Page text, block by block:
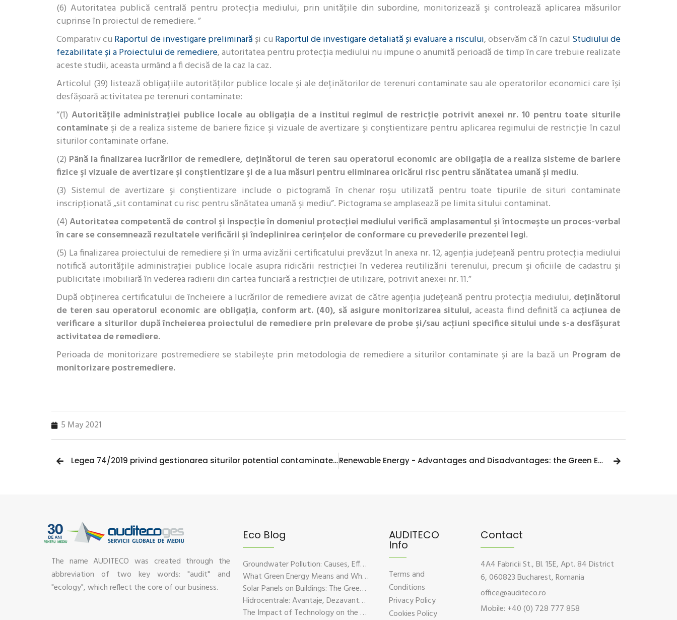
(6) Autoritatea publică centrală pentru protecţia mediului, prin unităţile din subordine, monitorizează şi controlează aplicarea măsurilor
cuprinse în proiectul de remediere. ”
Comparativ cu Raportul de investigare preliminară și cu Raportul de investigare detaliată și evaluare a riscului, observăm că în cazul Studiului de
fezabilitate și a Proiectului de remediere, autoritatea pentru protecția mediului nu impune o anumită perioadă de timp în care trebuie realizate
aceste studii, aceasta urmând a fi decisă de la caz la caz.
Articolul (39) listează obligațiile autorităților publice locale și ale deținătorilor de terenuri contaminate sau ale operatorilor economici care își
desfășoară activitatea pe terenuri contaminate:
“(1) Autorităţile administraţiei publice locale au obligaţia de a institui regimul de restricţie potrivit anexei nr. 10 pentru toate siturile
contaminate şi de a realiza sisteme de bariere fizice şi vizuale de avertizare şi conştientizare pentru aplicarea regimului de restricţie în cazul
siturilor contaminate orfane.
(2) Până la finalizarea lucrărilor de remediere, deţinătorul de teren sau operatorul economic are obligaţia de a realiza sisteme de bariere
fizice şi vizuale de avertizare şi conştientizare şi de a lua măsuri pentru eliminarea oricărui risc pentru sănătatea umană şi mediu.
(3) Sistemul de avertizare şi conştientizare include o pictogramă în chenar roşu utilizată pentru toate tipurile de situri contaminate
inscripţionată „sit contaminat cu risc pentru sănătatea umană şi mediu”. Pictograma se amplasează pe limita sitului contaminat.
(4)Autoritatea competentă de control şi inspecţie în domeniul protecţiei mediului verifică amplasamentul şi întocmeşte un proces-verbal
în care se consemnează rezultatele verificării şi îndeplinirea cerinţelor de conformare cu prevederile prezentei legi.
(5) La finalizarea proiectului de remediere şi în urma avizării certificatului prevăzut în anexa nr. 12, agenţia judeţeană pentru protecţia mediului
notifică autorităţile administraţiei publice locale asupra ridicării restricţiei în vederea reutilizării terenului, precum şi oficiile de cadastru şi
publicitate imobiliară în vederea radierii din cartea funciară a restricţiei de utilizare, potrivit anexei nr. 11.”
După obținerea certificatului de încheiere a lucrărilor de remediere avizat de către agenția județeană pentru protecția mediului, deţinătorul
de teren sau operatorul economic are obligația, conform art. (40), să asigure monitorizarea sitului, aceasta fiind definită ca acţiunea de
verificare a siturilor după încheierea proiectului de remediere prin prelevare de probe şi/sau acţiuni specifice sitului unde s-a desfăşurat
activitatea de remediere.
Perioada de monitorizare postremediere se stabileşte prin metodologia de remediere a siturilor contaminate și are la bază un Program de
monitorizare postremediere.
5 May 2021
Legea 74/2019 privind gestionarea siturilor potential contaminate si a celor contaminate: obligatii, termene, etape – partea II Renewable Energy - Advantages and Disadvantages: the Green Energy Guide
The name AUDITECO was created through the
abbreviation of two key words: "audit" and
"ecology", which reflect the core of our business.
Eco Blog
Groundwater Pollution: Causes, Effects, and Prevention Solutions
What Green Energy Means and Why It Is Essential for the Future of the Planet
Solar Panels on Buildings: The Green Solution for Sustainable Energy
Hidrocentrale: Avantaje, Dezavantaje si Impactul Asupra Mediului
The Impact of Technology on the Environment – Challenges and Sustainable Solutions
AUDITECO
Info
Terms and
Conditions
Privacy Policy
Cookies Policy
Contact
4A4 Fabricii St., Bl. 15E, Apt. 84 District
6, 060823 Bucharest, Romania
office@auditeco.ro
Mobile: +40 (0) 728 777 858